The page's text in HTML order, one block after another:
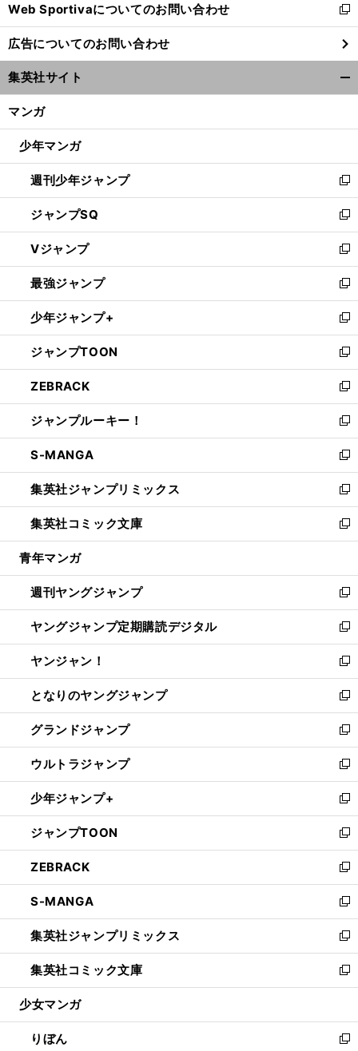
く
Web Sportivaについてのお問い合わせ
新
し
い
ウ
ィ
ン
ウ
開
く
広告についてのお問い合わせ
集英社サイト
マンガ
少年マンガ
週刊少年ジャンプ
新
し
い
ウ
ィ
ン
ド
ウ
で
開
く
ジャンプSQ
新
し
い
ウ
ィ
ン
ド
ウ
で
開
く
Vジャンプ
新
し
い
ウ
ィ
ン
ド
ウ
で
開
く
最強ジャンプ
新
し
い
ウ
ィ
ン
ド
ウ
で
開
く
少年ジャンプ+
新
し
い
ウ
ィ
ン
ド
ウ
で
開
く
ジャンプTOON
新
し
い
ウ
ィ
ン
ド
ウ
で
開
く
ZEBRACK
新
し
い
ウ
ィ
ン
ド
ウ
で
開
ジャンプルーキー！
新
し
い
ウ
ィ
ン
ド
ウ
開
く
S-MANGA
新
し
い
ウ
ィ
ン
ウ
で
開
く
集英社ジャンプリミックス
新
し
い
ウ
ン
ド
ウ
で
開
く
集英社コミック文庫
新
し
ウ
ィ
ン
ド
ウ
で
開
く
青年マンガ
週刊ヤングジャンプ
新
し
い
ウ
ィ
ン
ド
ウ
で
開
く
ヤングジャンプ定期購読デジタル
新
し
い
ウ
ィ
ン
ド
ウ
で
開
く
ヤンジャン！
新
し
い
ウ
ィ
ン
ド
ウ
で
開
く
となりのヤングジャンプ
新
し
い
ウ
ィ
ン
ド
ウ
で
開
く
グランドジャンプ
新
し
い
ウ
ィ
ン
ド
ウ
で
開
く
ウルトラジャンプ
新
し
い
ウ
ィ
ン
ド
ウ
で
開
く
少年ジャンプ+
新
し
い
ウ
ィ
ン
ド
ウ
で
開
く
ジャンプTOON
新
し
い
ウ
ィ
ン
ド
ウ
で
開
ZEBRACK
新
し
い
ウ
ィ
ン
ド
ウ
開
く
S-MANGA
新
し
い
ウ
ィ
ン
ウ
で
集英社ジャンプリミックス
新
し
い
ウ
ン
ド
集英社コミック文庫
新
し
ウ
ィ
少女マンガ
りぼん 新